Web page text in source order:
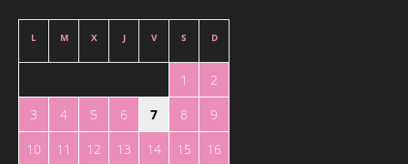
L M X J V S D
1
2
3
4 5 6 7 8
9
10
11 12 13 14 15
16